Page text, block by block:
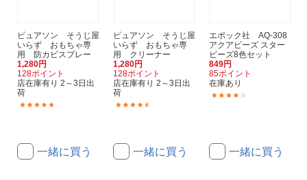
ピュアソン そうじ屋
いらず おもちゃ専
用 防カビスプレー
1,280円
128ポイント
店在庫有り 2～3日出
荷
一緒に買う
ピュアソン そうじ屋
いらず おもちゃ専
用 クリーナー
1,280円
128ポイント
店在庫有り 2～3日出
荷
一緒に買う
エポック社 AQ-308
アクアビーズ スター
ビーズ8色セット
849円
85ポイント
在庫あり
一緒に買う